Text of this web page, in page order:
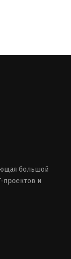
большой
проектов и